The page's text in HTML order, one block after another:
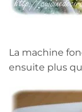
La machine
ensuite plus